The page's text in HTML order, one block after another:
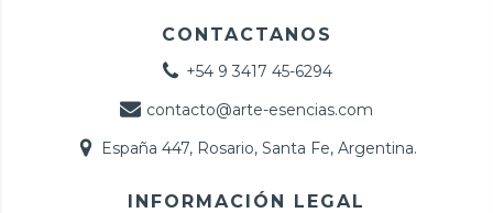
CONTACTANOS
+54 9 3417 45-6294
contacto@arte-esencias.com
España 447, Rosario, Santa Fe, Argentina.
INFORMACIÓN LEGAL